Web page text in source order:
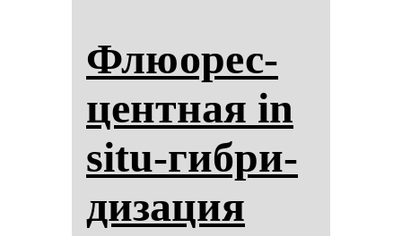
Флю­орес­
цен­тная in
situ-гиб­ри­
ди­за­ция